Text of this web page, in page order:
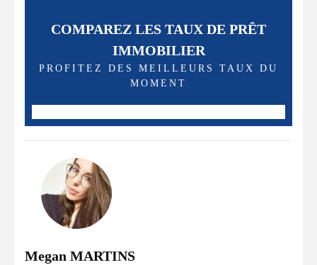
COMPAREZ LES TAUX DE PRÊT
IMMOBILIER
PROFITEZ DES MEILLEURS TAUX DU
MOMENT
Megan MARTINS